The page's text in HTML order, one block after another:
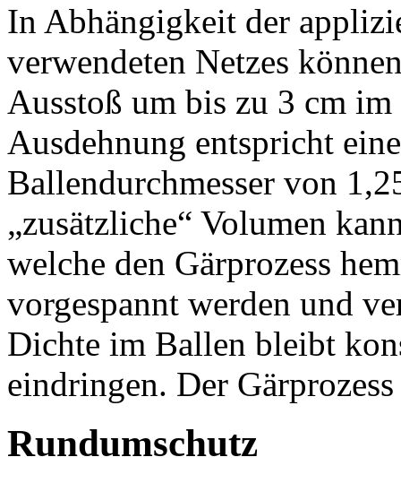
In Abhängigkeit der
verwendeten Netzes
Ausstoß um bis zu 3 cm im
Ausdehnung entspricht
Ballendurchmesser von
„zusätzliche“ Volumen
welche den Gärprozess
vorgespannt werden und
Dichte im Ballen bleibt
eindringen. Der
Rundumschutz